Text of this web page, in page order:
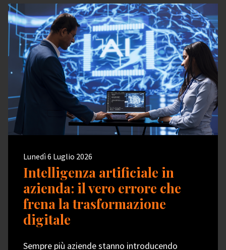
Lunedì 6 Luglio 2026
Intelligenza artificiale in
azienda: il vero errore che
frena la trasformazione
digitale
Sempre più aziende stanno introducendo